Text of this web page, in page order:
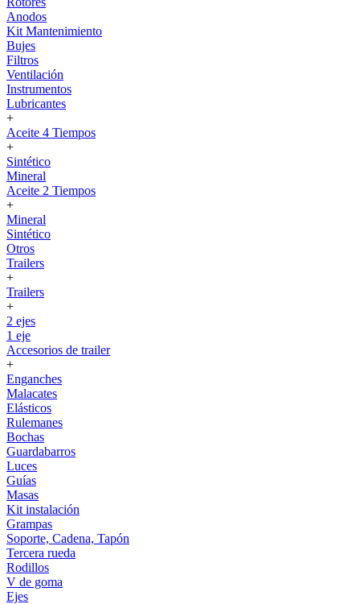
Anodos
Kit Mantenimiento
Bujes
Filtros
Ventilación
Instrumentos
Lubricantes
+
Aceite 4 Tiempos
+
Sintético
Mineral
Aceite 2 Tiempos
+
Mineral
Sintético
Otros
Trailers
+
Trailers
+
2 ejes
1 eje
Accesorios de trailer
+
Enganches
Malacates
Elásticos
Rulemanes
Bochas
Guardabarros
Luces
Guías
Masas
Kit instalación
Grampas
Soporte, Cadena, Tapón
Tercera rueda
Rodillos
V de goma
Ejes